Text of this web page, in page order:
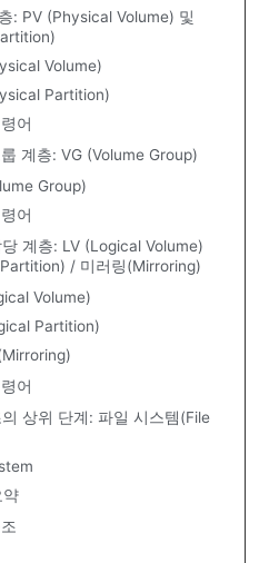
: PV (Physical Volume) 및
Volume)
Partition)
어
계층: VG (Volume Group)
Group)
어
계층: LV (Logical Volume)
/ 미러링(Mirroring)
Volume)
Partition)
어
상위 단계: 파일 시스템(File
약